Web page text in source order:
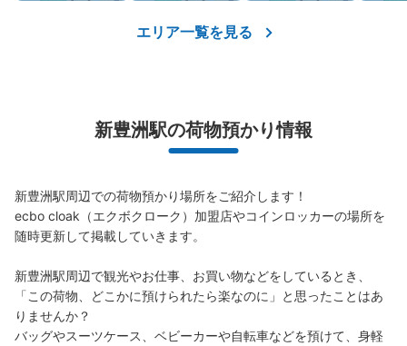
このコインロッカーの位置を見る
本日の営業時間:05:15〜23:55
エリア一覧を見る
新豊洲駅の荷物預かり情報
新豊洲駅周辺での荷物預かり場所をご紹介します！
ecbo cloak（エクボクローク）加盟店やコインロッカーの場所を
随時更新して掲載していきます。
新豊洲駅周辺で観光やお仕事、お買い物などをしているとき、
「この荷物、どこかに預けられたら楽なのに」と思ったことはあ
りませんか？
バッグやスーツケース、ベビーカーや自転車などを預けて、身軽